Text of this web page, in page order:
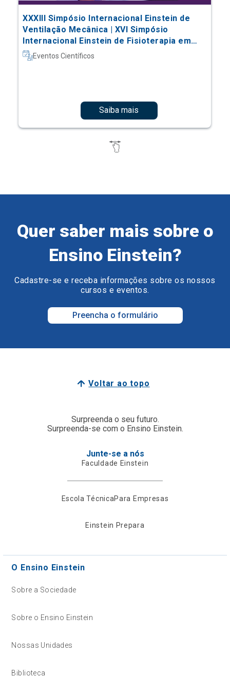
XXXIII Simpósio Internacional Einstein de
Ventilação Mecânica | XVI Simpósio
Internacional Einstein de Fisioterapia em
Terapia Intensiva
Eventos Científicos
Saiba mais
Quer saber mais sobre o
Ensino Einstein?
Cadastre-se e receba informações sobre os nossos
cursos e eventos.
Preencha o formulário
Voltar ao topo
Surpreenda o seu futuro.
Surpreenda-se com o Ensino Einstein.
Junte-se a nós
Faculdade Einstein
Escola TécnicaPara Empresas
Einstein Prepara
O Ensino Einstein
Sobre a Sociedade
Sobre o Ensino Einstein
Nossas Unidades
Biblioteca